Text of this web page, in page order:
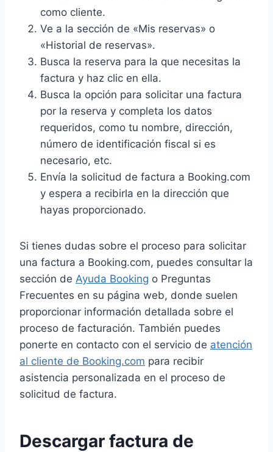
como cliente.
Ve a la sección de «Mis reservas» o
«Historial de reservas».
Busca la reserva para la que necesitas la
factura y haz clic en ella.
Busca la opción para solicitar una factura
por la reserva y completa los datos
requeridos, como tu nombre, dirección,
número de identificación fiscal si es
necesario, etc.
Envía la solicitud de factura a Booking.com
y espera a recibirla en la dirección que
hayas proporcionado.
Si tienes dudas sobre el proceso para solicitar
una factura a Booking.com, puedes consultar la
sección de Ayuda Booking o Preguntas
Frecuentes en su página web, donde suelen
proporcionar información detallada sobre el
proceso de facturación. También puedes
ponerte en contacto con el servicio de atención
al cliente de Booking.com para recibir
asistencia personalizada en el proceso de
solicitud de factura.
Descargar factura de